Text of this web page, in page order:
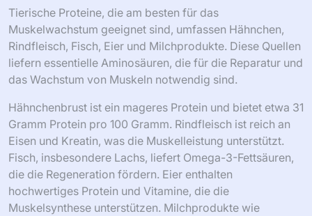
Tierische Proteine, die am besten für das
Muskelwachstum geeignet sind, umfassen Hähnchen,
Rindfleisch, Fisch, Eier und Milchprodukte. Diese Quellen
liefern essentielle Aminosäuren, die für die Reparatur und
das Wachstum von Muskeln notwendig sind.
Hähnchenbrust ist ein mageres Protein und bietet etwa 31
Gramm Protein pro 100 Gramm. Rindfleisch ist reich an
Eisen und Kreatin, was die Muskelleistung unterstützt.
Fisch, insbesondere Lachs, liefert Omega-3-Fettsäuren,
die die Regeneration fördern. Eier enthalten
hochwertiges Protein und Vitamine, die die
Muskelsynthese unterstützen. Milchprodukte wie